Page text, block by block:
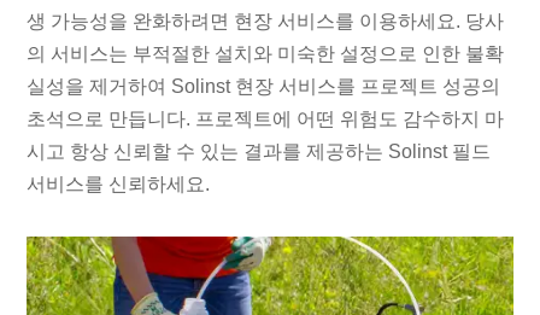
생 가능성을 완화하려면 현장 서비스를 이용하세요. 당사
의 서비스는 부적절한 설치와 미숙한 설정으로 인한 불확
실성을 제거하여 Solinst 현장 서비스를 프로젝트 성공의
초석으로 만듭니다. 프로젝트에 어떤 위험도 감수하지 마
시고 항상 신뢰할 수 있는 결과를 제공하는 Solinst 필드
서비스를 신뢰하세요.